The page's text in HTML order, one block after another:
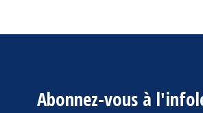
Abonnez-vous à